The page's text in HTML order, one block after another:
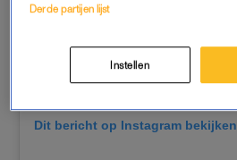
Dit bericht op Instagram bekijken
Derde partijen lijst
Instellen